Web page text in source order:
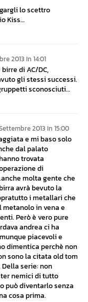
lo scettro
Kiss…
2013 In 14:01
di AC/DC,
gli stessi successi.
sconosciuti…
2013 In 15:00
e mi baso solo
dal palato
trovata
di
molta gente che
avrà bevuto la
i metallari che
in vena e
Però è vero pure
andrea ci ha
piacevoli e
dimentica perchè non
sono la citata old tom
serie: non
nemici di tutto
può diventarlo senza
cosa prima.